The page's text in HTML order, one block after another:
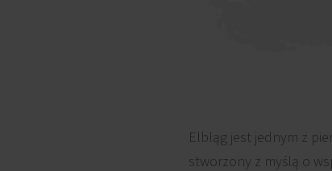
Elbląg jest jednym z
stworzony z myślą o